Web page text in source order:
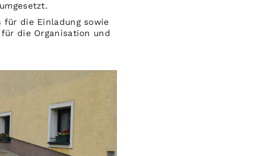
die Einladung sowie
die Organisation und